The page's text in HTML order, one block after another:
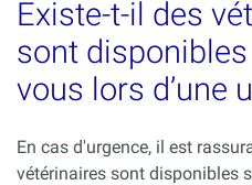
Existe-t-il des
sont
vous lors d’une
En cas d'urgence, il est
vétérinaires sont disponibles